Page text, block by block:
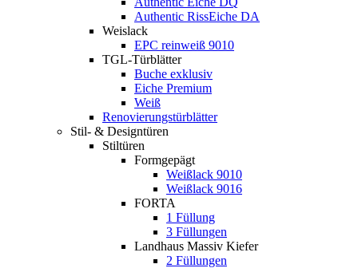
Authentic RissEiche DA
Weislack
EPC reinweiß 9010
TGL-Türblätter
Buche exklusiv
Eiche Premium
Weiß
Renovierungstürblätter
Stil- & Designtüren
Stiltüren
Formgepägt
Weißlack 9010
Weißlack 9016
FORTA
1 Füllung
3 Füllungen
Landhaus Massiv Kiefer
2 Füllungen